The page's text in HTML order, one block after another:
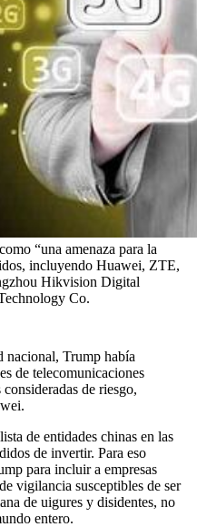
“una amenaza para la
incluyendo Huawei, ZTE,
Hikvision Digital
Co.
nacional, Trump había
de telecomunicaciones
de riesgo,
de entidades chinas en las
de invertir. Para eso
para incluir a empresas
vigilancia susceptibles de ser
de uigures y disidentes, no
entero.